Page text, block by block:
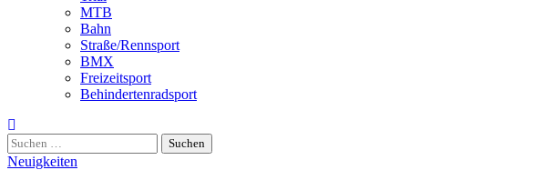
MTB
Bahn
Straße/Rennsport
BMX
Freizeitsport
Behindertenradsport
Suchen
nach:
Neuigkeiten